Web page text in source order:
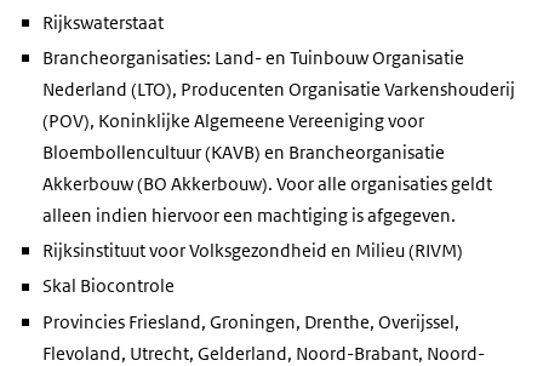
Rijkswaterstaat
Brancheorganisaties: Land- en Tuinbouw Organisatie
Nederland (LTO), Producenten Organisatie Varkenshouderij
(POV), Koninklijke Algemeene Vereeniging voor
Bloembollencultuur (KAVB) en Brancheorganisatie
Akkerbouw (BO Akkerbouw). Voor alle organisaties geldt
alleen indien hiervoor een machtiging is afgegeven.
Rijksinstituut voor Volksgezondheid en Milieu (RIVM)
Skal Biocontrole
Provincies Friesland, Groningen, Drenthe, Overijssel,
Flevoland, Utrecht, Gelderland, Noord-Brabant, Noord-